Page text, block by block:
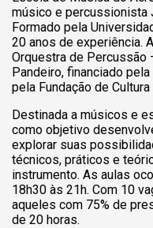
músico e percussionista
Formado pela
20 anos de experiência.
Orquestra de Percussão
Pandeiro, financiado
pela Fundação de
Destinada a músicos e
como objetivo
explorar suas
técnicos, práticos e
instrumento. As aulas
18h30 às 21h. Com 10
aqueles com 75% de
de 20 horas.